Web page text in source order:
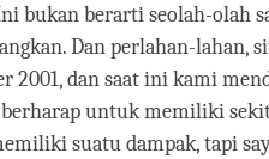
bukan berarti seolah-olah
Dan perlahan-lahan,
2001, dan saat ini kami
untuk memiliki
suatu dampak, tapi